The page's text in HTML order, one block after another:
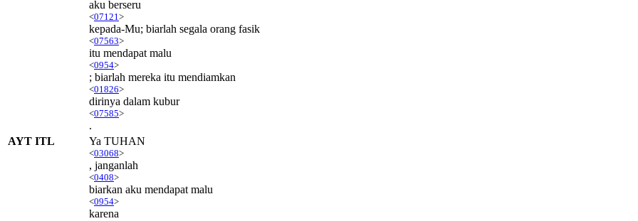
aku berseru
<07121 >
kepada-Mu; biarlah segala orang fasik
<07563>
itu mendapat malu
<0954>
; biarlah mereka itu mendiamkan
<01826>
dirinya dalam kubur
<07585>
.
AYT ITL
Ya TUHAN
<03068>
, janganlah
<0408>
biarkan aku mendapat malu
<0954>
karena